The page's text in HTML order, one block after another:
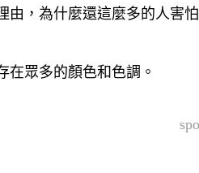
由，為什麼還這麼多的人害怕
在眾多的顏色和色調。